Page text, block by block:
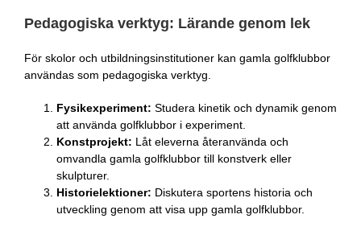
Pedagogiska verktyg: Lärande genom lek
För skolor och utbildningsinstitutioner kan gamla golfklubbor
användas som pedagogiska verktyg.
Fysikexperiment: Studera kinetik och dynamik genom
att använda golfklubbor i experiment.
Konstprojekt: Låt eleverna återanvända och
omvandla gamla golfklubbor till konstverk eller
skulpturer.
Historielektioner: Diskutera sportens historia och
utveckling genom att visa upp gamla golfklubbor.